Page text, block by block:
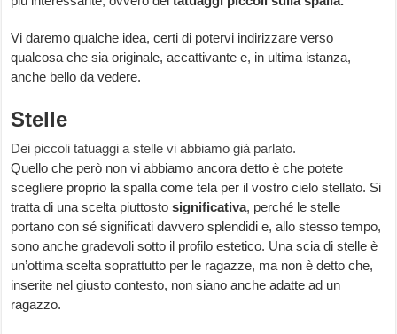
Vi daremo qualche idea, certi di potervi indirizzare verso
qualcosa che sia originale, accattivante e, in ultima istanza,
anche bello da vedere.
Stelle
Dei piccoli tatuaggi a stelle vi abbiamo già parlato.
Quello che però non vi abbiamo ancora detto è che potete
scegliere proprio la spalla come tela per il vostro cielo stellato. Si
tratta di una scelta piuttostosignificativa, perché le stelle
portano con sé significati davvero splendidi e, allo stesso tempo,
sono anche gradevoli sotto il profilo estetico. Una scia di stelle è
un’ottima scelta soprattutto per le ragazze, ma non è detto che,
inserite nel giusto contesto, non siano anche adatte ad un
ragazzo.